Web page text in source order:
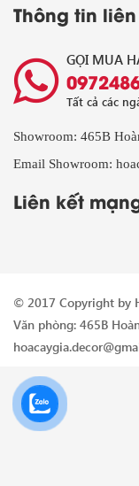
Thông tin
GỌI MUA
Tất cả các
Showroom: 465B
Email Showroom:
Liên kết
© 2017 Copyright by
Văn phòng: 465B